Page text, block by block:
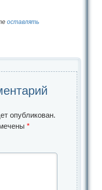
оставлять
опубликован.
*